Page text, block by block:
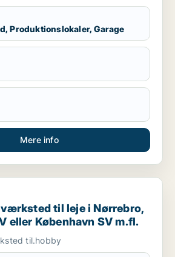
Produktionslokaler, Garage
Mere info
til leje i Nørrebro, København NV
til leje i Nørrebro,
eller København SV m.fl.
til.hobby